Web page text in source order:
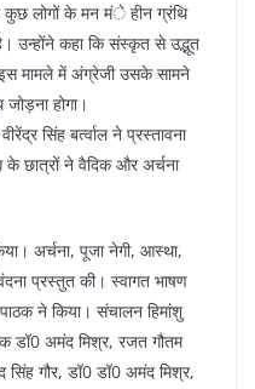
कुछ लोगों के मन मंे हीन ग्रंथि
उन्होंने कहा कि संस्कृत से उद्भूत
मामले में अंग्रेजी उसके सामने
होगा।
सिंह बर्त्वाल ने प्रस्तावना
छात्रों ने वैदिक और अर्चना
अर्चना, पूजा नेगी, आस्था,
प्रस्तुत की। स्वागत भाषण
ने किया। संचालन हिमांशु
डॉ0 अमंद मिश्र, रजत गौतम
सिंह गौर, डॉ0 डॉ0 अमंद मिश्र,